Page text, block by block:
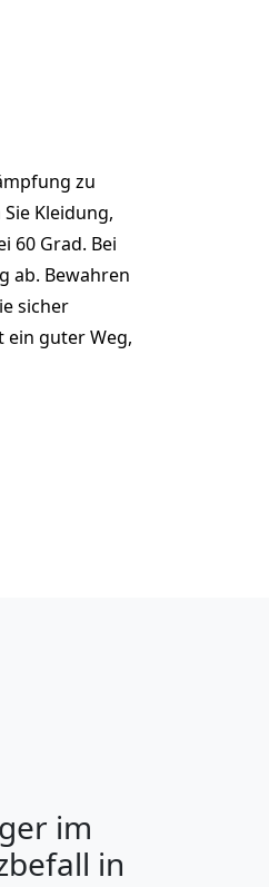
zu
Kleidung,
60 Grad. Bei
ab. Bewahren
sicher
ein guter Weg,
im
in